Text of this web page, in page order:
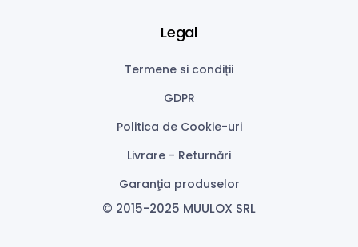
Legal
Termene si condiții
GDPR
Politica de Cookie-uri
Livrare - Returnări
Garanţia produselor
© 2015-2025 MUULOX SRL